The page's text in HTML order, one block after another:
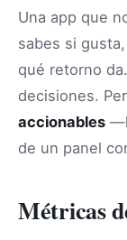
Una app que
sabes si
qué retorno
decisiones.
accionables
de un panel
Métricas